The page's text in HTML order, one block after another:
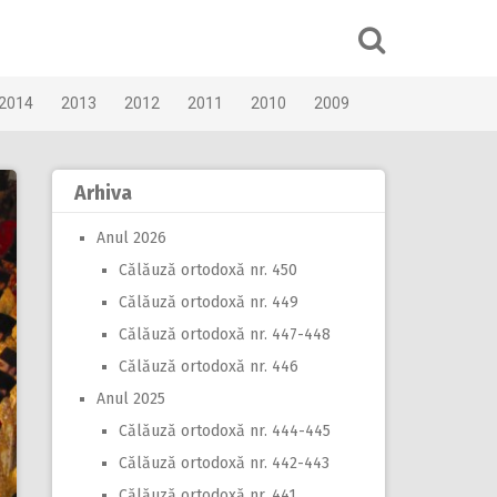
2013 2012 2011 2010 2009
Arhiva
Anul 2026
Călăuză ortodoxă nr. 450
Călăuză ortodoxă nr. 449
Călăuză ortodoxă nr. 447-448
Călăuză ortodoxă nr. 446
Anul 2025
Călăuză ortodoxă nr. 444-445
Călăuză ortodoxă nr. 442-443